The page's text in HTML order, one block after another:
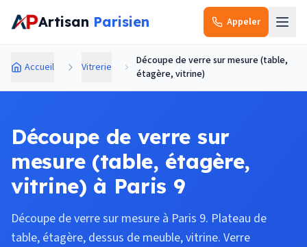
Aller au contenu principal
Artisan Parisien Appeler
Accueil Vitrerie
Découpe de verre sur mesure (table,
étagère, vitrine)
Découpe de verre sur
mesure (table, étagère,
vitrine) à Paris 9
Découpe de verre sur mesure à Paris 9. Plateau de
table, étagère, dessus de meuble, vitrine. Verre